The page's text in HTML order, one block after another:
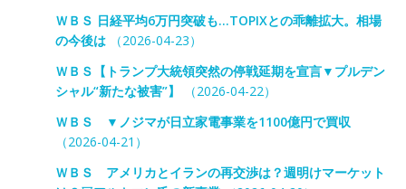
ＷＢＳ 日経平均6万円突破も…TOPIXとの乖離拡大。相場
の今後は（2026-04-23）
ＷＢＳ【トランプ大統領突然の停戦延期を宣言▼プルデン
シャル“新たな被害”】
（2026-04-22）
ＷＢＳ ▼ノジマが日立家電事業を1100億円で買収
（2026-04-21）
ＷＢＳ アメリカとイランの再交渉は？週明けマーケット